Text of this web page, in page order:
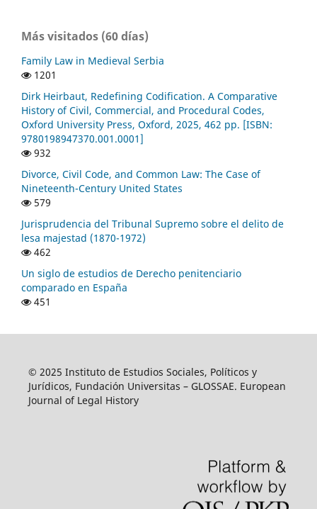
Más visitados (60 días)
Family Law in Medieval Serbia
1201
Dirk Heirbaut, Redefining Codification. A Comparative
History of Civil, Commercial, and Procedural Codes,
Oxford University Press, Oxford, 2025, 462 pp. [ISBN:
9780198947370.001.0001]
932
Divorce, Civil Code, and Common Law: The Case of
Nineteenth-Century United States
579
Jurisprudencia del Tribunal Supremo sobre el delito de
lesa majestad (1870-1972)
462
Un siglo de estudios de Derecho penitenciario
comparado en España
451
© 2025 Instituto de Estudios Sociales, Políticos y
Jurídicos, Fundación Universitas – GLOSSAE. European
Journal of Legal History